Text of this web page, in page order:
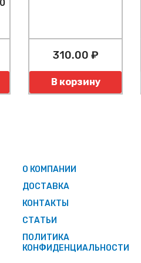
310.00 ₽
Количество
В корзину
О КОМПАНИИ
ДОСТАВКА
КОНТАКТЫ
СТАТЬИ
ПОЛИТИКА
КОНФИДЕНЦИАЛЬНОСТИ